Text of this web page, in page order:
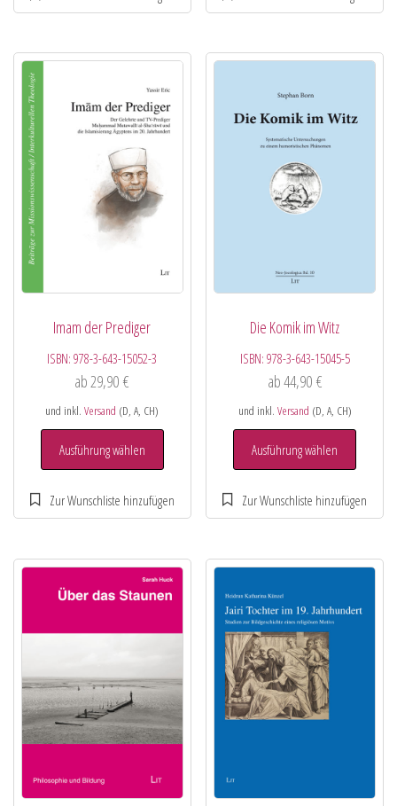
Imam der Prediger
ISBN:978-3-643-15052-3
ab 29,90€
und inkl.Versand (D, A, CH)
Ausführung wählen
Die Komik im Witz
ISBN: 978-3-643-15045-5
ab44,90 €
und inkl. Versand (D, A, CH)
Ausführung wählen